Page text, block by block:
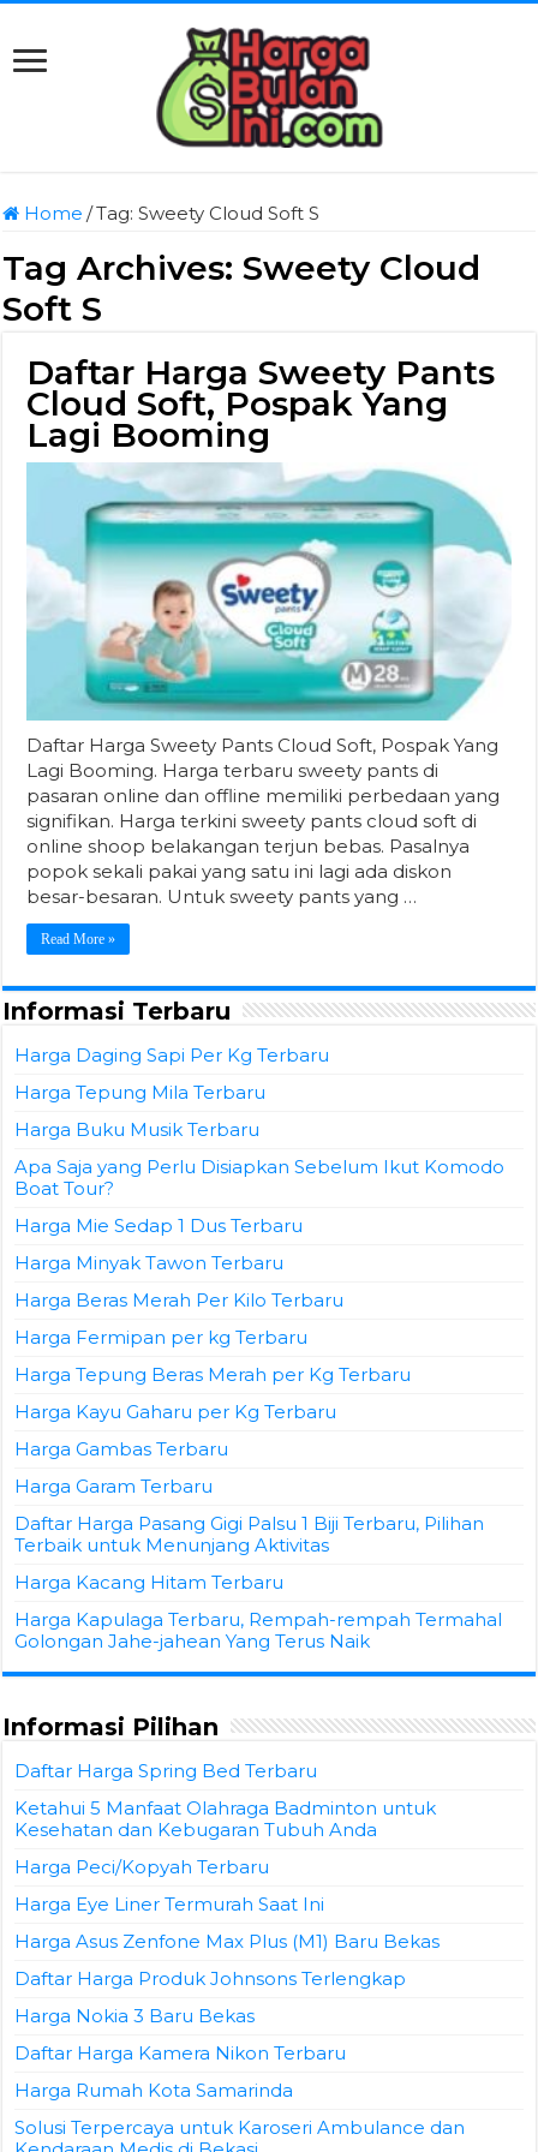
Home /Tag:Sweety Cloud Soft S
Tag Archives:Sweety Cloud
Soft S
Daftar Harga Sweety Pants
Cloud Soft, Pospak Yang
Lagi Booming
Daftar Harga Sweety Pants Cloud Soft, Pospak Yang
Lagi Booming. Harga terbaru sweety pants di
pasaran online dan offline memiliki perbedaan yang
signifikan. Harga terkini sweety pants cloud soft di
online shoop belakangan terjun bebas. Pasalnya
popok sekali pakai yang satu ini lagi ada diskon
besar-besaran. Untuk sweety pants yang …
Read More »
Informasi Terbaru
Harga Daging Sapi Per Kg Terbaru
Harga Tepung Mila Terbaru
Harga Buku Musik Terbaru
Apa Saja yang Perlu Disiapkan Sebelum Ikut Komodo
Boat Tour?
Harga Mie Sedap 1 Dus Terbaru
Harga Minyak Tawon Terbaru
Harga Beras Merah Per Kilo Terbaru
Harga Fermipan per kg Terbaru
Harga Tepung Beras Merah per Kg Terbaru
Harga Kayu Gaharu per Kg Terbaru
Harga Gambas Terbaru
Harga Garam Terbaru
Daftar Harga Pasang Gigi Palsu 1 Biji Terbaru, Pilihan
Terbaik untuk Menunjang Aktivitas
Harga Kacang Hitam Terbaru
Harga Kapulaga Terbaru, Rempah-rempah Termahal
Golongan Jahe-jahean Yang Terus Naik
Informasi Pilihan
Daftar Harga Spring Bed Terbaru
Ketahui 5 Manfaat Olahraga Badminton untuk
Kesehatan dan Kebugaran Tubuh Anda
Harga Peci/Kopyah Terbaru
Harga Eye Liner Termurah Saat Ini
Harga Asus Zenfone Max Plus (M1) Baru Bekas
Daftar Harga Produk Johnsons Terlengkap
Harga Nokia 3 Baru Bekas
Daftar Harga Kamera Nikon Terbaru
Harga Rumah Kota Samarinda
Solusi Terpercaya untuk Karoseri Ambulance dan